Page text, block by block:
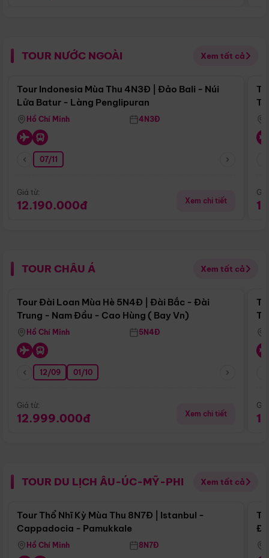
TOUR NƯỚC NGOÀI Xem tất cả
Điểm nổi bật
Tour Indonesia Mùa Thu 4N3Đ | Đảo Bali - Núi
Lửa Batur - Làng Penglipuran
Hồ Chí Minh 4N3Đ
07/11
Giá từ:
12.190.000đ Xem chi tiết
TOUR CHÂU Á Xem tất cả
Điểm nổi bật
Tour Đài Loan Mùa Hè 5N4Đ | Đài Bắc - Đài
Trung - Nam Đầu - Cao Hùng ( Bay Vn)
Hồ Chí Minh 5N4Đ
12/09 01/10
Giá từ:
12.999.000đ Xem chi tiết
TOUR DU LỊCH ÂU-ÚC-MỸ-PHI Xem tất cả
Điểm nổi bật
Tour Thổ Nhĩ Kỳ Mùa Thu 8N7Đ | Istanbul -
Cappadocia - Pamukkale
Hồ Chí Minh 8N7Đ